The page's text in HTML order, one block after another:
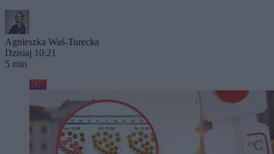
Agnieszka Waś-Turecka
Dzisiaj 10:21
5 min
Kraj